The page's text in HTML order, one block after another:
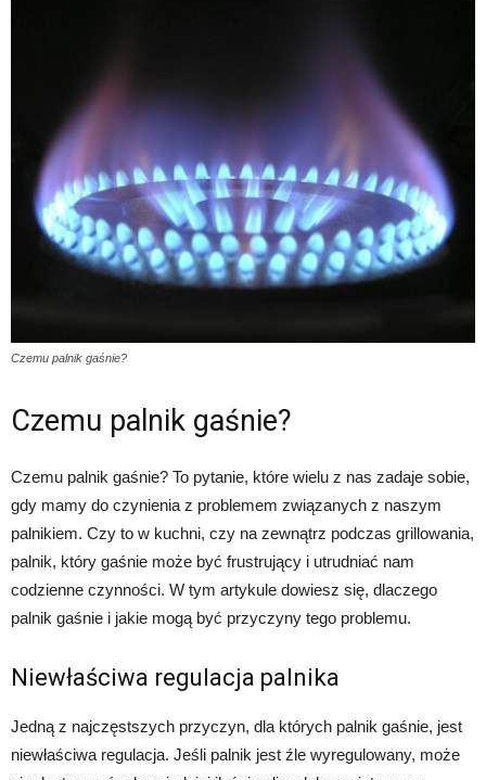
Czemu palnik gaśnie?
Czemu palnik gaśnie?
Czemu palnik gaśnie? To pytanie, które wielu z nas zadaje sobie,
gdy mamy do czynienia z problemem związanych z naszym
palnikiem. Czy to w kuchni, czy na zewnątrz podczas grillowania,
palnik, który gaśnie może być frustrujący i utrudniać nam
codzienne czynności. W tym artykule dowiesz się, dlaczego
palnik gaśnie i jakie mogą być przyczyny tego problemu.
Niewłaściwa regulacja palnika
Jedną z najczęstszych przyczyn, dla których palnik gaśnie, jest
niewłaściwa regulacja. Jeśli palnik jest źle wyregulowany, może